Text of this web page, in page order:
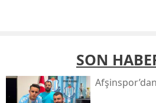
SON